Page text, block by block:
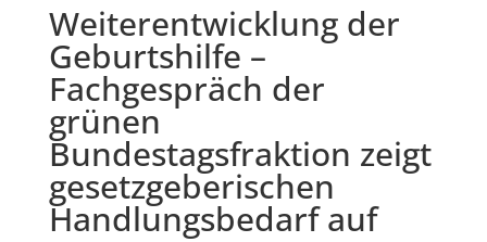
Weiterentwicklung der
Geburtshilfe –
Fachgespräch der
grünen
Bundestagsfraktion zeigt
gesetzgeberischen
Handlungsbedarf auf